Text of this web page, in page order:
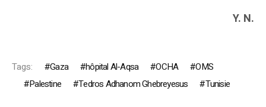
Y. N.
Tags: Gaza hôpital Al-Aqsa OCHA
OMS
Palestine
Tedros Adhanom Ghebreyesus Tunisie